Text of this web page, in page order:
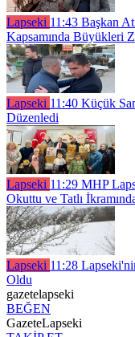
Lapseki 11:43 Başkan
Kapsamında Büyükleri
Lapseki 11:40 Küçük
Düzenledi
Lapseki 11:29 MHP
Okuttu ve Tatlı
Lapseki 11:28
Oldu
gazetelapseki
BEĞEN
GazeteLapseki